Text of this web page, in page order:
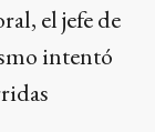
el jefe de
intentó